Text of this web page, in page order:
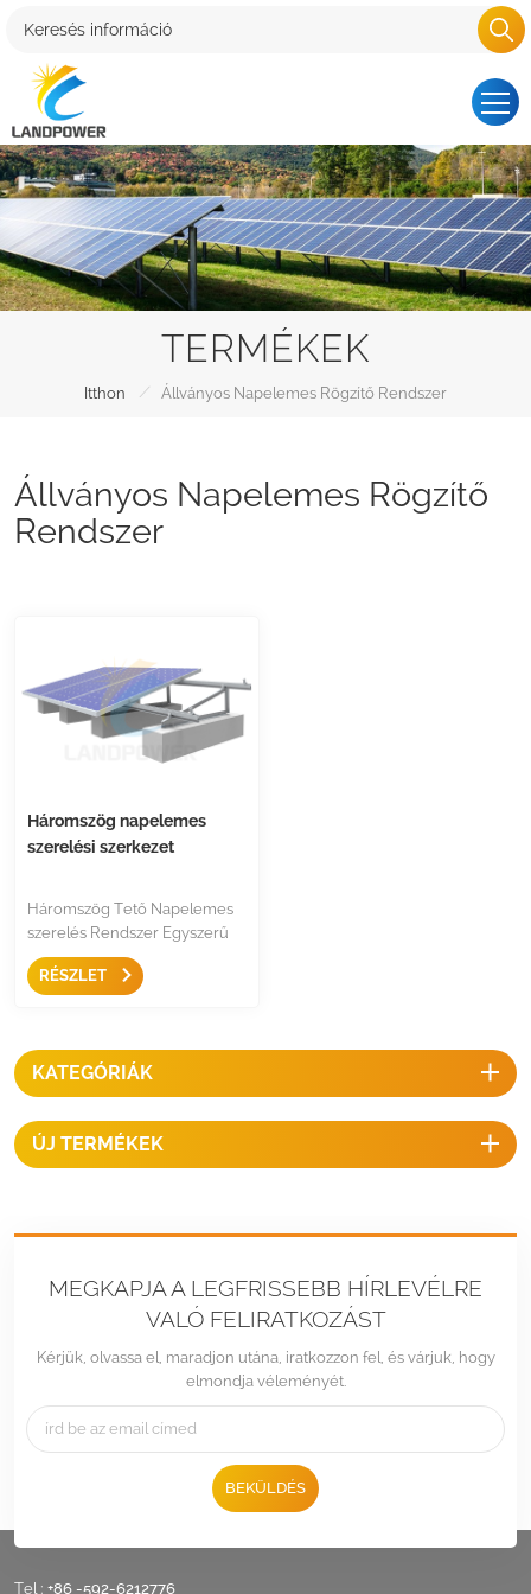
TERMÉKEK
Itthon / Állványos Napelemes Rögzítő Rendszer
Állványos Napelemes Rögzítő
Rendszer
Háromszög napelemes
szerelési szerkezet
Háromszög Tető Napelemes
szerelés Rendszer Egyszerű
rögzítőrendszer alumínium
állvánnyal, középső bilinccsel,
trapéztetőben használható, és
ideális szöget tesz lehetővé
tetőkön, és árban is
versenyképesek.
RÉSZLET
KATEGÓRIÁK
ÚJ TERMÉKEK
MEGKAPJA A LEGFRISSEBB HÍRLEVÉLRE
VALÓ FELIRATKOZÁST
Kérjük, olvassa el, maradjon utána, iratkozzon fel, és várjuk, hogy
elmondja véleményét.
BEKÜLDÉS
Tel : +86 -592-6212776